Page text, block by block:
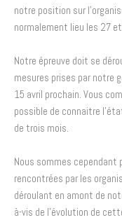
notre position sur
normalement lieu les 27
Notre épreuve doit se
mesures prises par notre
15 avril prochain. Vous
possible de connaitre
de trois mois.
Nous sommes
rencontrées par les
déroulant en amont de
à-vis de l’évolution de